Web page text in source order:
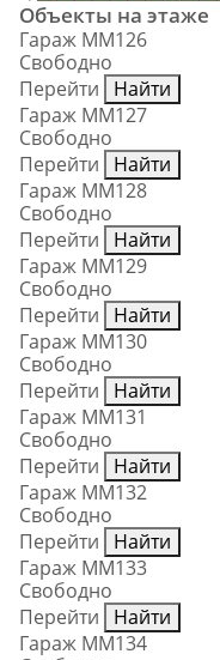
Объекты на этаже
Гараж ММ126
Свободно
Перейти
Найти
Гараж ММ127
Свободно
Перейти
Найти
Гараж ММ128
Свободно
Перейти
Найти
Гараж ММ129
Свободно
Перейти
Найти
Гараж ММ130
Свободно
Перейти
Найти
Гараж ММ131
Свободно
Перейти
Найти
Гараж ММ132
Свободно
Перейти
Найти
Гараж ММ133
Свободно
Перейти
Найти
Гараж ММ134